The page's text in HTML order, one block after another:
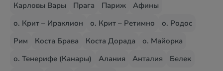
Карловы Вары
Прага Париж
Афины
о. Крит – Ираклион
о. Крит – Ретимно
о. Родос
Рим
Коста Брава Коста Дорада
о. Майорка
о. Тенерифе (Канары)
Алания Анталия
Белек